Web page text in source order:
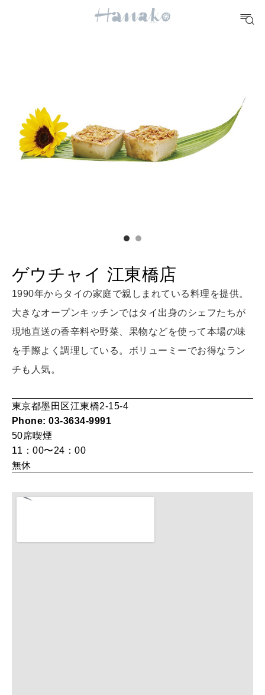
10 CATEGORIES
どこ行く？
[12星座別] Monthly Love Holoscope
女神まり愛のタロットメッセージ
算命学がわかる今月のあなた
HEALTH
LEARN
MAMA
SUSTAINABLE
わたしができること
CULTURE
いい人生って？
ゲウチャイ 江東橋店
1990年からタイの家庭で親しまれている料理を提供。
大きなオープンキッチンではタイ出身のシェフたちが
現地直送の香辛料や野菜、果物などを使って本場の味
を手際よく調理している。ボリューミーでお得なラン
チも人気。
東京都墨田区江東橋2-15-4
Phone: 03-3634-9991
50席喫煙
11：00〜24：00
無休